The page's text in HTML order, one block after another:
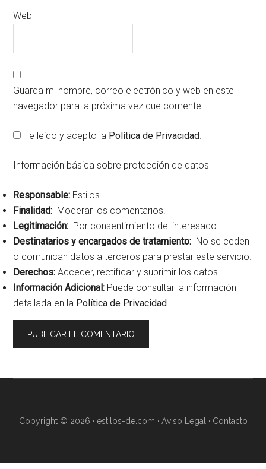
Web
Guarda mi nombre, correo electrónico y web en este
navegador para la próxima vez que comente.
He leído y acepto la Política de Privacidad.
Información básica sobre protección de datos
Responsable: Estilos.
Finalidad: Moderar los comentarios.
Legitimación: Por consentimiento del interesado.
Destinatarios y encargados de tratamiento: No se ceden
o comunican datos a terceros para prestar este servicio.
Derechos: Acceder, rectificar y suprimir los datos.
Información Adicional: Puede consultar la información
detallada en la Política de Privacidad.
Copyright © 2026 · estilos-de.com · Aviso Legal · Contacto